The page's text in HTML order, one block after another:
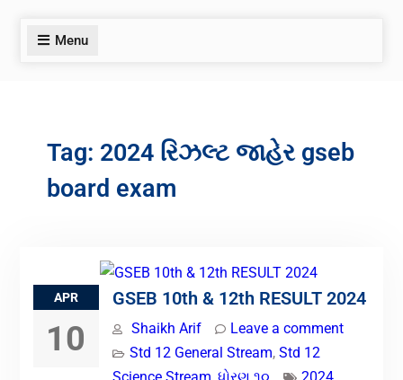
Menu
Tag: 2024 રિઝલ્ટ જાહેર gseb
board exam
APR
10
GSEB 10th & 12th RESULT 2024
Shaikh Arif
Leave a comment
Std 12 General Stream, Std 12